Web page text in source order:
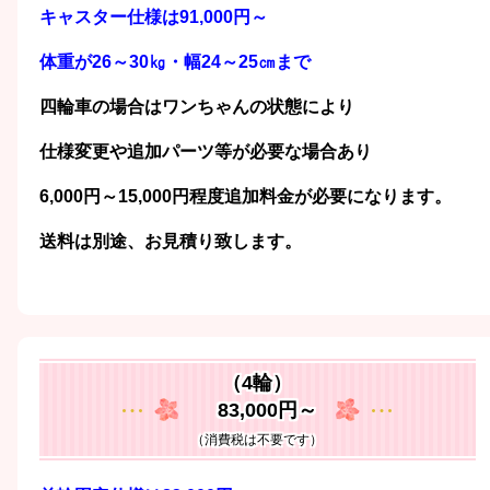
キャスター仕様は91,000円 ～
体重が26～30㎏・幅24～25㎝まで
四輪車の場合はワンちゃんの状態により
仕様変更や追加パーツ等が必要な場合あり
6,000円～15,000円程度追加料金が必要になります。
送料は別途、お見積り致します。
（4輪）
83,000円 ～
（消費税は不要です）